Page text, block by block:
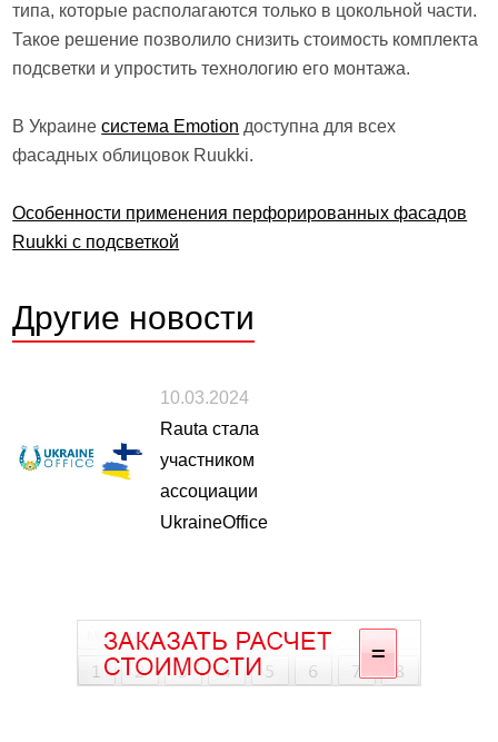
типа, которые располагаются только в цокольной части.
Такое решение позволило снизить стоимость комплекта
подсветки и упростить технологию его монтажа.
В Украинесистема Emotion доступна для всех
фасадных облицовок Ruukki.
Особенности применения перфорированных фасадов
Ruukki с подсветкой
Другие новости
10.03.2024
Rauta стала
участником
ассоциации
UkraineOffice